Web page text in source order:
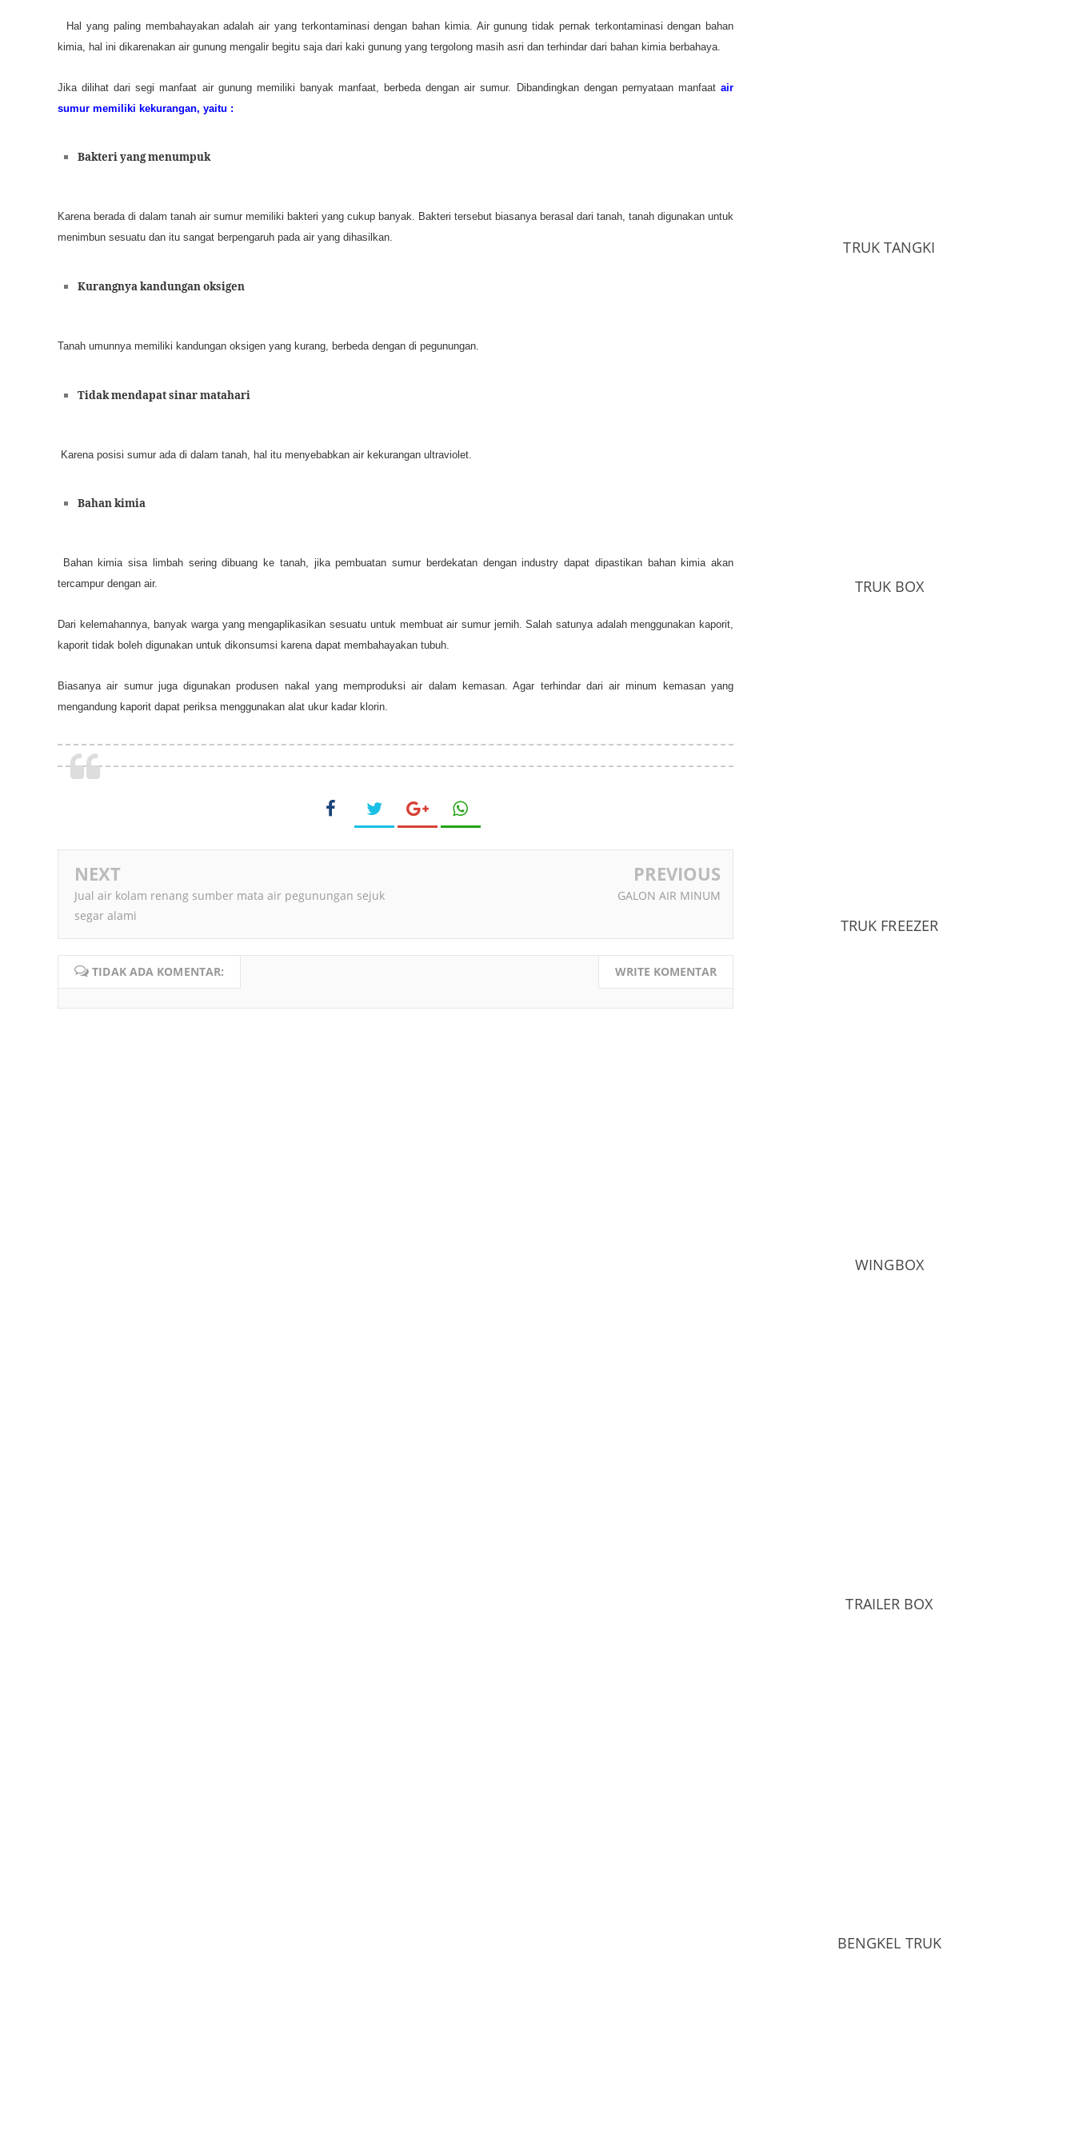
Hal yang paling membahayakan adalah air yang terkontaminasi dengan bahan kimia. Air gunung tidak pernak terkontaminasi dengan bahan
kimia, hal ini dikarenakan air gunung mengalir begitu saja dari kaki gunung yang tergolong masih asri dan terhindar dari bahan kimia berbahaya.
Jika dilihat dari segi manfaat air gunung memiliki banyak manfaat, berbeda dengan air sumur. Dibandingkan dengan pernyataan manfaat air
sumur memiliki kekurangan, yaitu :
Bakteri yang menumpuk
Karena berada di dalam tanah air sumur memiliki bakteri yang cukup banyak. Bakteri tersebut biasanya berasal dari tanah, tanah digunakan untuk
menimbun sesuatu dan itu sangat berpengaruh pada air yang dihasilkan.
Kurangnya kandungan oksigen
Tanah umunnya memiliki kandungan oksigen yang kurang, berbeda dengan di pegunungan.
Tidak mendapat sinar matahari
Karena posisi sumur ada di dalam tanah, hal itu menyebabkan air kekurangan ultraviolet.
Bahan kimia
Bahan kimia sisa limbah sering dibuang ke tanah, jika pembuatan sumur berdekatan dengan industry dapat dipastikan bahan kimia akan
tercampur dengan air.
Dari kelemahannya, banyak warga yang mengaplikasikan sesuatu untuk membuat air sumur jernih. Salah satunya adalah menggunakan kaporit,
kaporit tidak boleh digunakan untuk dikonsumsi karena dapat membahayakan tubuh.
Biasanya air sumur juga digunakan produsen nakal yang memproduksi air dalam kemasan. Agar terhindar dari air minum kemasan yang
mengandung kaporit dapat periksa menggunakan alat ukur kadar klorin.
NEXT
Jual air kolam renang sumber mata air pegunungan sejuk
segar alami
PREVIOUS
GALON AIR MINUM
TIDAK ADA KOMENTAR: WRITE KOMENTAR
TRUK TANGKI
TRUK BOX
TRUK FREEZER
WINGBOX
TRAILER BOX
BENGKEL TRUK